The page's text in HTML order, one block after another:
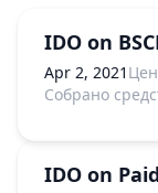
IDO on
Apr 2, 2021
Собрано
IDO on